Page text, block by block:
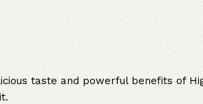
taste and powerful benefits of